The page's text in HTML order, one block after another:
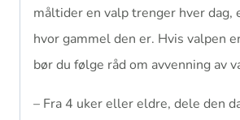
måltider en valp trenger hver dag,
hvor gammel den er. Hvis valpen
bør du følge råd om avvenning av
– Fra 4 uker eller eldre, dele den